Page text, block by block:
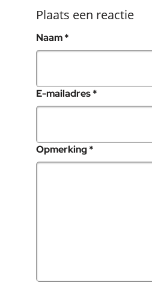
Plaats een reactie
Naam*
E-mailadres*
Opmerking*